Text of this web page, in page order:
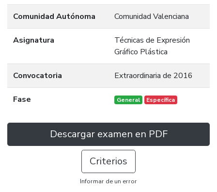
Comunidad Autónoma Comunidad Valenciana
Asignatura
Técnicas de Expresión
Gráfico Plástica
Convocatoria Extraordinaria de 2016
Fase General Específica
Descargar examen en PDF
Criterios
Informar de un error